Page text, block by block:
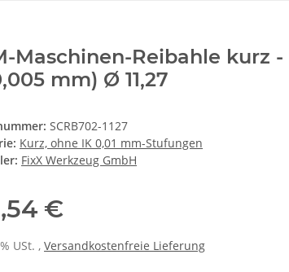
Maschinen-Reibahle kurz -
mm) Ø 11,27
SCRB702-1127
Kurz, ohne IK 0,01 mm-Stufungen
FixX Werkzeug GmbH
€
USt. , Versandkostenfreie Lieferung